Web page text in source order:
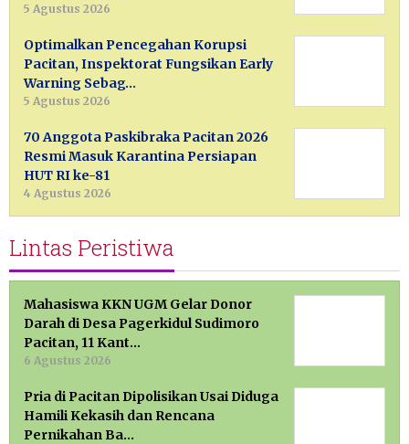
5 Agustus 2026
Optimalkan Pencegahan Korupsi
Pacitan, Inspektorat Fungsikan Early
Warning Sebag…
5 Agustus 2026
70 Anggota Paskibraka Pacitan 2026
Resmi Masuk Karantina Persiapan
HUT RI ke-81
4 Agustus 2026
Lintas Peristiwa
Mahasiswa KKN UGM Gelar Donor
Darah di Desa Pagerkidul Sudimoro
Pacitan, 11 Kant…
6 Agustus 2026
Pria di Pacitan Dipolisikan Usai Diduga
Hamili Kekasih dan Rencana
Pernikahan Ba…